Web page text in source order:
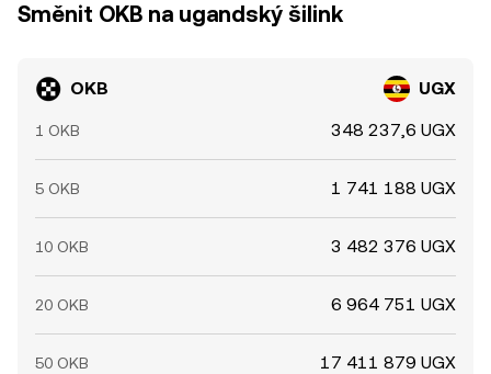
Směnit OKB na ugandský šilink
OKB UGX
1 OKB 348 237,6 UGX
5 OKB 1 741 188 UGX
10 OKB 3 482 376 UGX
20 OKB 6 964 751 UGX
50 OKB 17 411 879 UGX